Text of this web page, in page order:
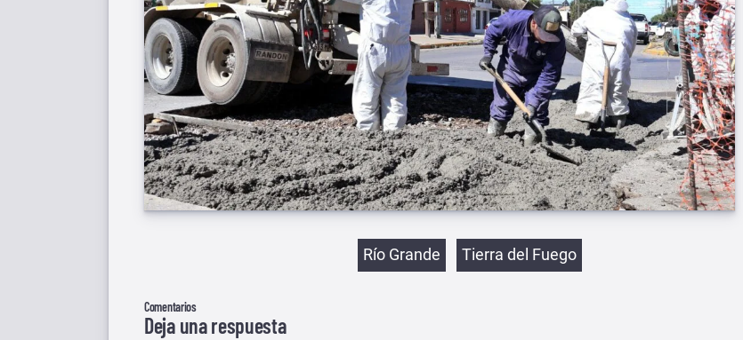
Etiquetas
Río Grande Tierra del Fuego
Comentarios
Deja una respuesta